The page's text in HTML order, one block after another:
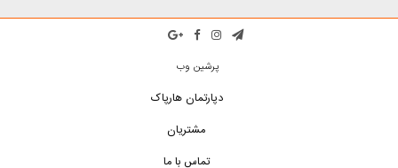
پرشین وب
دپارتمان هارپاک
مشتریان
تماس با ما